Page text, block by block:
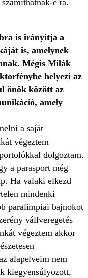
e rá.
is irányítja a
is, amelynek
Mégis Milák
helyezi az
önök között az
amely
a saját
végeztem
dolgoztam.
a parasport még
Ha valaki elkezd
mindenki
paralimpiai bajnokot
vállveregetés
végeztem akkor
alapelveim nem
kiegyensúlyozott,